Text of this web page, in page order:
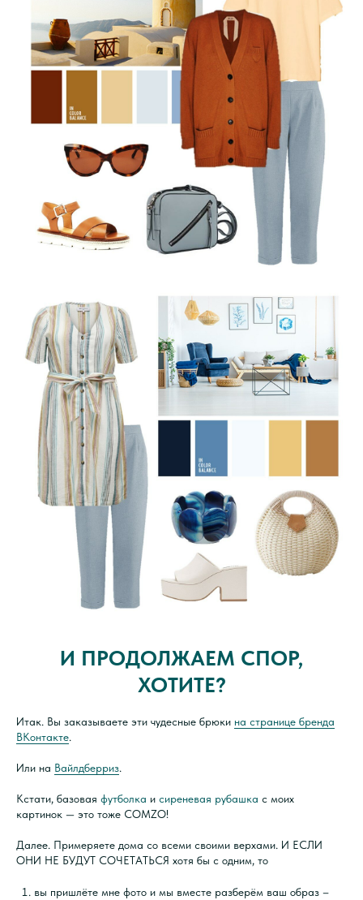
И ПРОДОЛЖАЕМ СПОР,
ХОТИТЕ?
Итак. Вы заказываете эти чудесные брюки на странице бренда
ВКонтакте.
Или на Вайлдберриз.
Кстати, базовая футболка и сиреневая рубашка с моих
картинок — это тоже COMZO!
Далее. Примеряете дома со всеми своими верхами. И ЕСЛИ
ОНИ НЕ БУДУТ СОЧЕТАТЬСЯ хотя бы с одним, то
вы пришлёте мне фото и мы вместе разберём ваш образ –